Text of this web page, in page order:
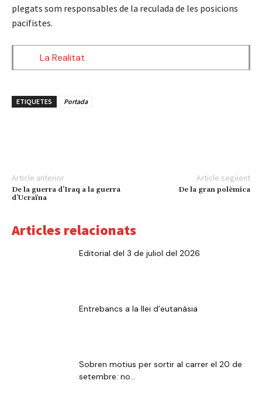
plegats som responsables de la reculada de les posicions
pacifistes.
La Realitat
ETIQUETES Portada
Article anterior
De la guerra d’Iraq a la guerra
d’Ucraïna
Article següent
De la gran polèmica
Articles relacionats
Editorial del 3 de juliol del 2026
Entrebancs a la llei d’eutanàsia
Sobren motius per sortir al carrer el 20 de
setembre: no...